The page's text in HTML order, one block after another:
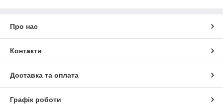
Про нас
Контакти
Доставка та оплата
Графік роботи